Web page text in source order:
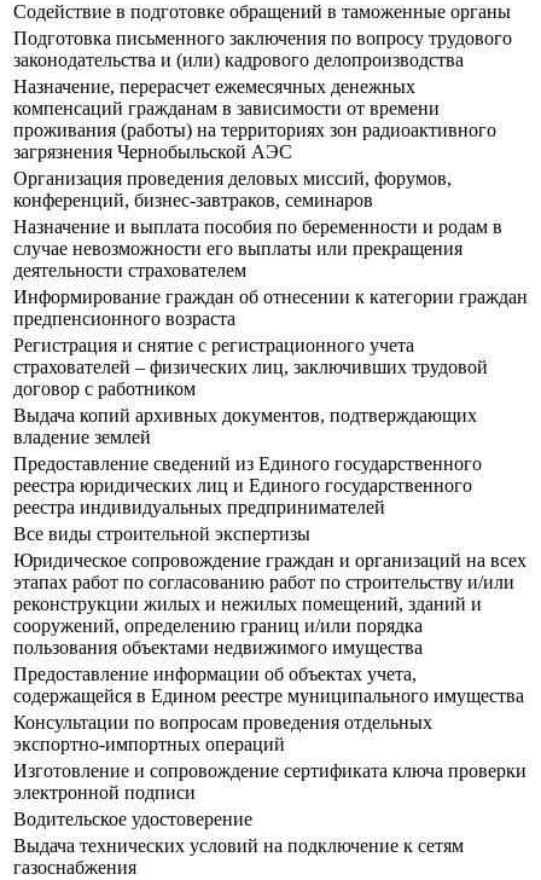
Содействие в подготовке обращений в таможенные органы
Подготовка письменного заключения по вопросу трудового
законодательства и (или) кадрового делопроизводства
Назначение, перерасчет ежемесячных денежных
компенсаций гражданам в зависимости от времени
проживания (работы) на территориях зон радиоактивного
загрязнения Чернобыльской АЭС
Организация проведения деловых миссий, форумов,
конференций, бизнес-завтраков, семинаров
Назначение и выплата пособия по беременности и родам в
случае невозможности его выплаты или прекращения
деятельности страхователем
Информирование граждан об отнесении к категории граждан
предпенсионного возраста
Регистрация и снятие с регистрационного учета
страхователей – физических лиц, заключивших трудовой
договор с работником
Выдача копий архивных документов, подтверждающих
владение землей
Предоставление сведений из Единого государственного
реестра юридических лиц и Единого государственного
реестра индивидуальных предпринимателей
Все виды строительной экспертизы
Юридическое сопровождение граждан и организаций на всех
этапах работ по согласованию работ по строительству и/или
реконструкции жилых и нежилых помещений, зданий и
сооружений, определению границ и/или порядка
пользования объектами недвижимого имущества
Предоставление информации об объектах учета,
содержащейся в Едином реестре муниципального имущества
Консультации по вопросам проведения отдельных
экспортно-импортных операций
Изготовление и сопровождение сертификата ключа проверки
электронной подписи
Водительское удостоверение
Выдача технических условий на подключение к сетям
газоснабжения